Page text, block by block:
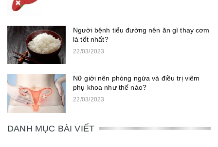
Người bệnh tiểu đường nên ăn gì thay cơm
là tốt nhất?
22/03/2023
Nữ giới nên phòng ngừa và điều trị viêm
phụ khoa như thế nào?
22/03/2023
DANH MỤC BÀI VIẾT